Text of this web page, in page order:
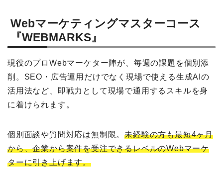
Webマーケティングマスターコース
『WEBMARKS』
現役のプロWebマーケター陣が、毎週の課題を個別添
削。SEO・広告運用だけでなく現場で使える生成AIの
活用法など、即戦力として現場で通用するスキルを身
に着けられます。
個別面談や質問対応は無制限。未経験の方も最短4ヶ月
から、企業から案件を受注できるレベルのWebマーケ
ターに引き上げます。